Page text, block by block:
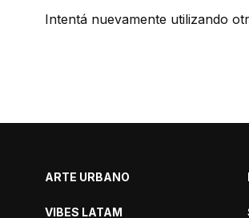
Intentá nuevamente utilizando
ARTE URBANO
VIBES LATAM